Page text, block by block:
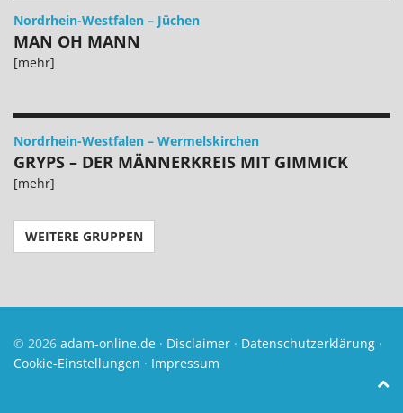
Nordrhein-Westfalen – Jüchen
MAN OH MANN
[mehr]
Nordrhein-Westfalen – Wermelskirchen
GRYPS – DER MÄNNERKREIS MIT GIMMICK
[mehr]
WEITERE GRUPPEN
© 2026 adam-online.de · Disclaimer · Datenschutzerklärung ·
Cookie-Einstellungen · Impressum